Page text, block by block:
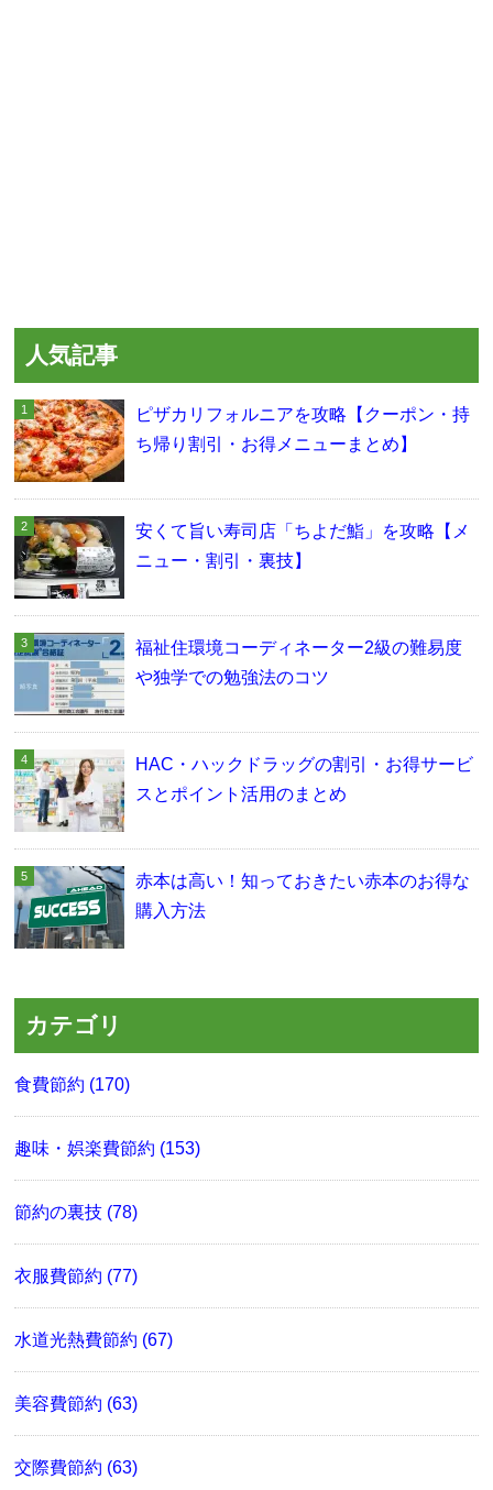
人気記事
ピザカリフォルニアを攻略【クーポン・持
ち帰り割引・お得メニューまとめ】
安くて旨い寿司店「ちよだ鮨」を攻略【メ
ニュー・割引・裏技】
福祉住環境コーディネーター2級の難易度
や独学での勉強法のコツ
HAC・ハックドラッグの割引・お得サービ
スとポイント活用のまとめ
赤本は高い！知っておきたい赤本のお得な
購入方法
カテゴリ
食費節約 (170)
趣味・娯楽費節約 (153)
節約の裏技 (78)
衣服費節約 (77)
水道光熱費節約 (67)
美容費節約 (63)
交際費節約 (63)